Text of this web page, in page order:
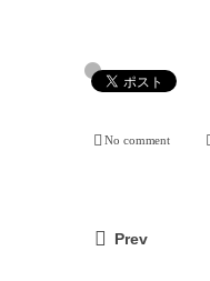
No comment
Prev